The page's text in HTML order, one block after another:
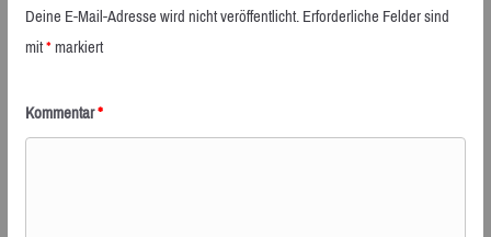
Deine E-Mail-Adresse wird nicht veröffentlicht.Erforderliche Felder sind
mit*markiert
Kommentar*